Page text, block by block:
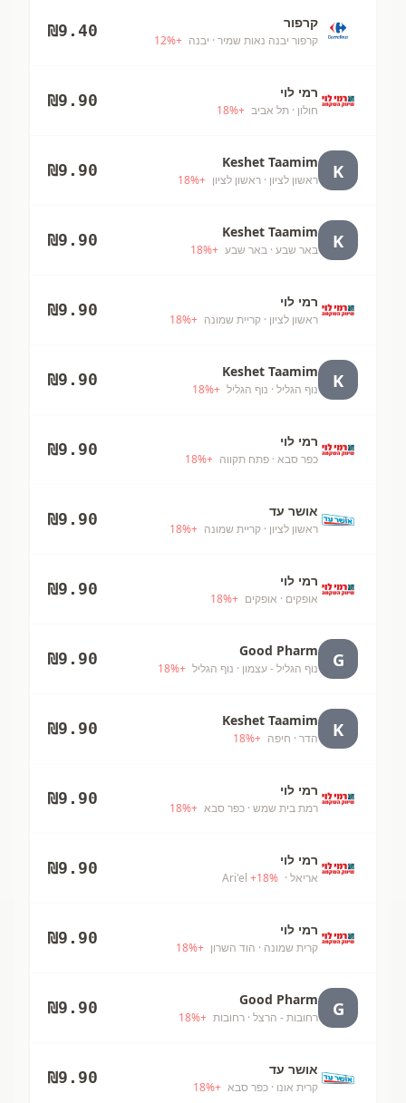
קרפור
קרפור יבנה נאות שמיר · יבנה +
12%
₪9.40
רמי לוי
חולון · תל אביב +
18%
₪9.90
K
Keshet Taamim
ראשון לציון · ראשון לציון +
18%
₪9.90
K
Keshet Taamim
באר שבע · באר שבע +
18%
₪9.90
רמי לוי
ראשון לציון · קריית שמונה +
18%
₪9.90
K
Keshet Taamim
נוף הגליל · נוף הגליל +
18%
₪9.90
רמי לוי
כפר סבא · פתח תקווה +
18%
₪9.90
אושר עד
ראשון לציון · קריית שמונה +
18%
₪9.90
רמי לוי
אופקים · אופקים +
18%
₪9.90
G
Good Pharm
נוף הגליל - עצמון · נוף הגליל +
18%
₪9.90
K
Keshet Taamim
הדר · חיפה +
18%
₪9.90
רמי לוי
רמת בית שמש · כפר סבא +
18%
₪9.90
רמי לוי
אריאל · Ari'el
+18%
₪9.90
רמי לוי
קרית שמונה · הוד השרון +
18%
₪9.90
G
Good Pharm
רחובות - הרצל · רחובות +
18%
₪9.90
אושר עד
קרית אונו · כפר סבא +
18%
₪9.90